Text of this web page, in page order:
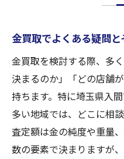
金買取でよくある疑問
金買取を検討する際、多
決まるのか」「どの店舗
持ちます。特に埼玉県入
多い地域では、どこに相
査定額は金の純度や重量
数の要素で決まりますが